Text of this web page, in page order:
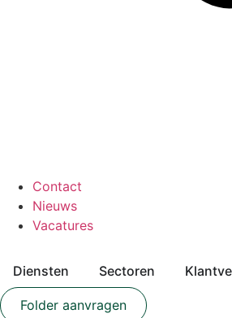
Contact
Nieuws
Vacatures
Diensten Sectoren
Folder aanvragen